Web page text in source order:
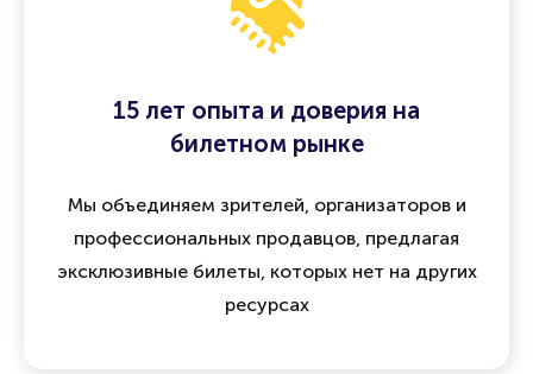
15 лет опыта и доверия на
билетном рынке
Мы объединяем зрителей, организаторов и
профессиональных продавцов, предлагая
эксклюзивные билеты, которых нет на других
ресурсах